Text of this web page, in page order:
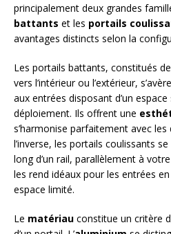
principalement deux grandes
battants et les portails
avantages distincts selon la
Les portails battants, constitués
vers l’intérieur ou l’extérieur,
aux entrées disposant d’un
déploiement. Ils offrent une
s’harmonise parfaitement avec
l’inverse, les portails coulissants
long d’un rail, parallèlement à
les rend idéaux pour les entrées
espace limité.
Le matériau constitue un critère